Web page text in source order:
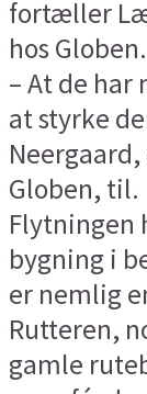
fortæller
hos Globen.
– At de
at styrke
Globen, til.
Flytningen
bygning i
er nemlig
Rutteren,
gamle